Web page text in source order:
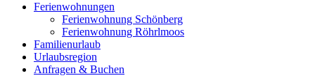
Ferienwohnungen
Ferienwohnung Schönberg
Ferienwohnung Röhrlmoos
Familienurlaub
Urlaubsregion
Anfragen & Buchen